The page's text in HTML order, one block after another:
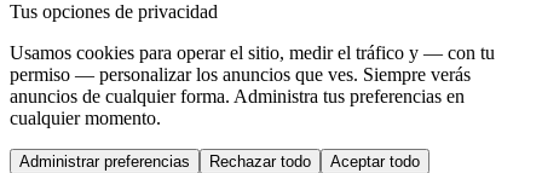
Tus opciones de privacidad
Usamos cookies para operar el sitio, medir el tráfico y — con tu
permiso — personalizar los anuncios que ves. Siempre verás
anuncios de cualquier forma. Administra tus preferencias en
cualquier momento.
Administrar preferencias Rechazar todo Aceptar todo